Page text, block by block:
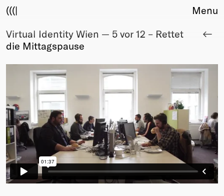
(((|
About
Club
Sponsors
Fair Work
TBD
Events
Upcoming
Past
Membership
Info
Menu
Virtual Identity Wien — 5 vor 12 – Rettet
die Mittagspause